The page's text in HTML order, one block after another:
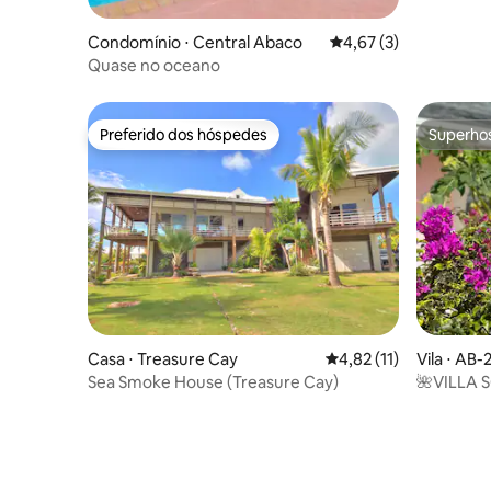
Condomínio ⋅ Central Abaco 4,67 de uma
4,67 (3)
Quase no oceano
Preferido dos hóspedes
Preferido dos hóspedes
Casa ⋅ Treasure Cay 4,82 de uma
4,82 (11)
Sea Smoke House (Treasure Cay)
Vila ⋅
sland
🌺VILLA